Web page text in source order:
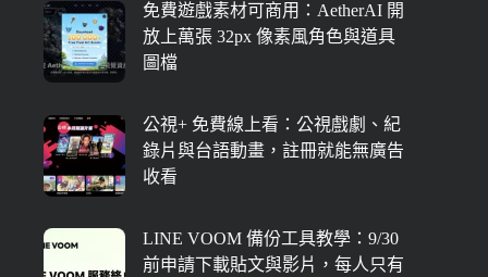
免費遊戲素材可商用：AetherAI 開
放上萬張 32px 像素風角色與道具
圖檔
公視+ 免費線上看：公視戲劇、紀
錄片與台語動畫，註冊就能無廣告
收看
LINE VOOM 備份工具教學：9/30
前申請下載貼文與影片，每人只有